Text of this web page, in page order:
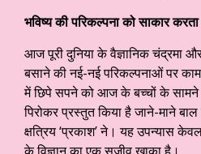
भविष्य की परिकल्पना को साकार
आज पूरी दुनिया के वैज्ञानिक चंद्रमा
बसाने की नई-नई परिकल्पनाओं पर
में छिपे सपने को आज के बच्चों के सामने
पिरोकर प्रस्तुत किया है जाने-माने
क्षत्रिय ‘प्रकाश’ ने। यह उपन्यास
के विज्ञान का एक सजीव खाका है।